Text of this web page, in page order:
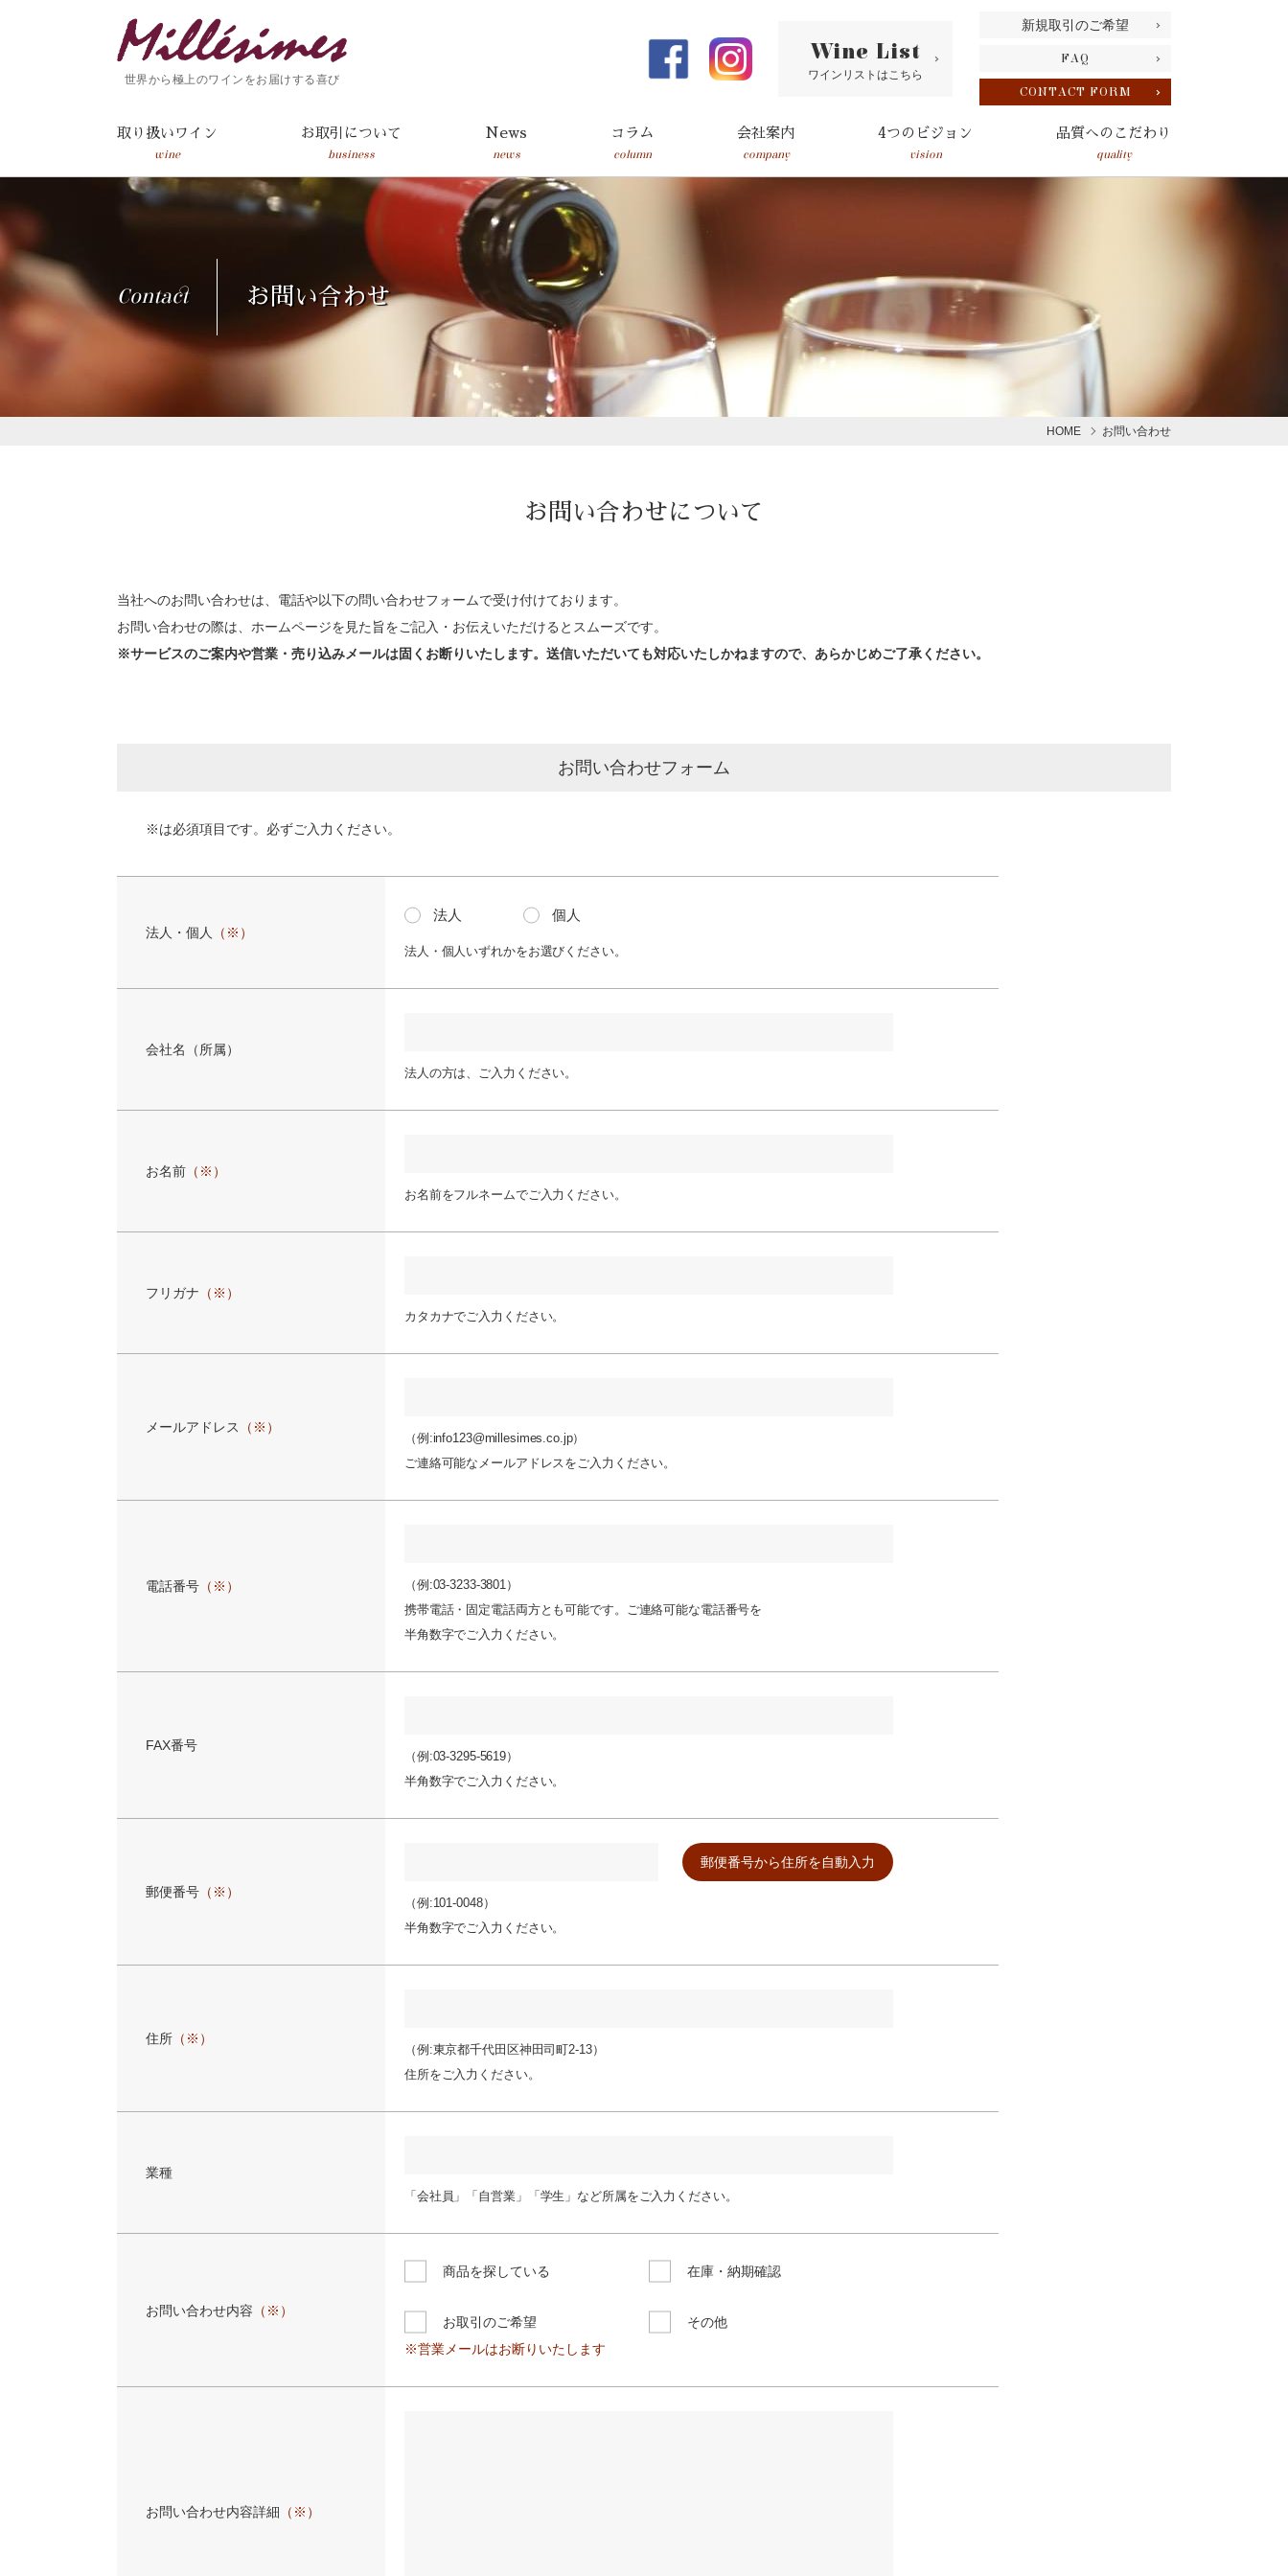
世界から極上のワインをお届けする喜び
Wine List
ワインリストはこちら
新規取引のご希望
FAQ
CONTACT FORM
取り扱いワイン
wine
お取引について
business
News
news
コラム
column
会社案内
company
4つのビジョン
vision
品質へのこだわり
quality
Contact お問い合わせ
HOME お問い合わせ
お問い合わせについて
当社へのお問い合わせは、電話や以下の問い合わせフォームで受け付けております。
お問い合わせの際は、ホームページを見た旨をご記入・お伝えいただけるとスムーズです。
※サービスのご案内や営業・売り込みメールは固くお断りいたします。送信いただいても対応いたしかねますので、あらかじめご了承ください。
お問い合わせフォーム
※は必須項目です。必ずご入力ください。
法人・個人 （※）
法人 個人
法人・個人いずれかをお選びください。
会社名（所属）
法人の方は、ご入力ください。
お名前 （※）
お名前をフルネームでご入力ください。
フリガナ （※）
カタカナでご入力ください。
メールアドレス （※）
（例:info123@millesimes.co.jp）
ご連絡可能なメールアドレスをご入力ください。
電話番号 （※）
（例:03-3233-3801）
携帯電話・固定電話両方とも可能です。ご連絡可能な電話番号を
半角数字でご入力ください。
FAX番号
（例:03-3295-5619）
半角数字でご入力ください。
郵便番号 （※）
（例:101-0048）
半角数字でご入力ください。
住所 （※）
（例:東京都千代田区神田司町2-13）
住所をご入力ください。
業種
「会社員」「自営業」「学生」など所属をご入力ください。
お問い合わせ内容 （※）
商品を探している 在庫・納期確認
お取引のご希望
その他
※営業メールはお断りいたします
お問い合わせ内容詳細 （※）